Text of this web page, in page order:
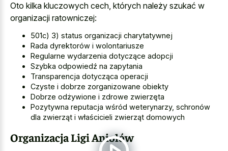
Oto kilka kluczowych cech, których należy szukać w
organizacji ratowniczej:
501c) 3) status organizacji charytatywnej
Rada dyrektorów i wolontariusze
Regularne wydarzenia dotyczące adopcji
Szybka odpowiedź na zapytania
Transparencja dotycząca operacji
Czyste i dobrze zorganizowane obiekty
Dobrze odżywione i zdrowe zwierzęta
Pozytywna reputacja wśród weterynarzy, schronów
dla zwierząt i właścicieli zwierząt domowych
Organizacja Ligi Aniołów